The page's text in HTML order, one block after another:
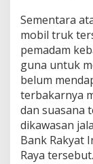
Sementara
mobil truk
pemadam
guna untuk
belum
terbakarnya
dan suasana
dikawasan
Bank Rakyat
Raya tersebut.